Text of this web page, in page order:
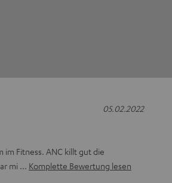
im Fitness. ANC killt gut die
mi
Komplette Bewertung lesen
05.02.2022